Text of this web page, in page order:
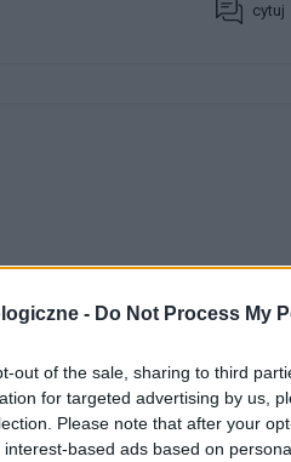
- Do Not Process My
out of the sale, sharing to third
for targeted advertising by us,
Please note that after your
based ads based on
cytuj